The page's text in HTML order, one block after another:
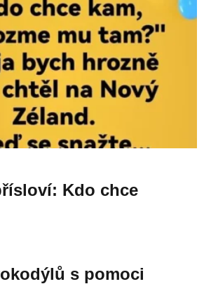
Kdo chce
s pomoci